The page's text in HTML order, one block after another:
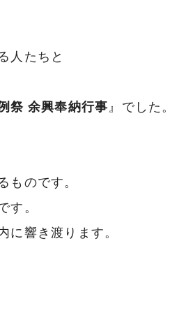
人たちと
祭 余興奉納行事』でした。
ものです。
す。
に響き渡ります。